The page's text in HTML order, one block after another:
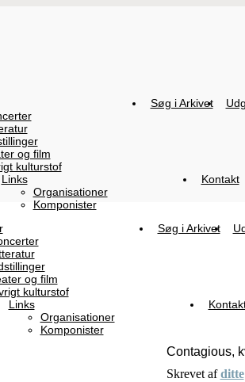
og film
kulturstof
Søg i Arkivet
Links
Organisationer
Komponister
Kontakt
og film
kulturstof
Søg i Arkivet
Links
Organisationer
Komponister
Contagious,
Skrevet afditte